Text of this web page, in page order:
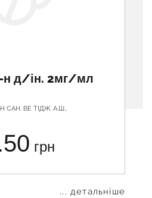
д/ін. 2мг/мл
САН. ВЕ ТІДЖ. А.Ш.,
грн
... детальніше